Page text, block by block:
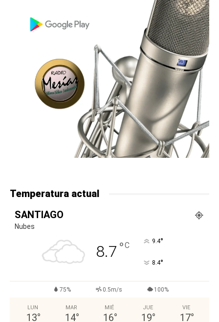
Temperatura actual
SANTIAGO
Nubes
8.7 °C 9.4°
8.4°
75% 0.5m/s 100%
LUN
13°
MAR
14°
MIÉ
16°
JUE
19°
VIE
17°